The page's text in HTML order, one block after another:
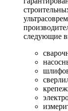
следующие